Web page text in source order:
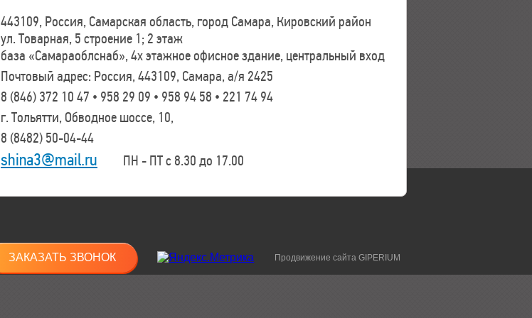
443109, Россия, Самарская область, город Самара, Кировский район
ул. Товарная, 5 строение 1; 2 этаж
база «Самараоблснаб», 4х этажное офисное здание, центральный вход
Почтовый адрес: Россия, 443109, Самара, а/я 2425
8 (846) 372 10 47 • 958 29 09 • 958 94 58 • 221 74 94
г. Тольятти, Обводное шоссе, 10,
8 (8482) 50-04-44
shina3@mail.ru ПН - ПТ с 8.30 до 17.00
ЗАКАЗАТЬ ЗВОНОК Продвижение сайта GIPERIUM